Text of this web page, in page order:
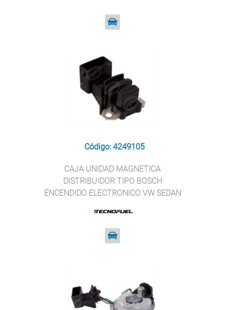
Código: 4249105
CAJA UNIDAD MAGNETICA
DISTRIBUIDOR TIPO BOSCH
ENCENDIDO ELECTRONICO VW SEDAN